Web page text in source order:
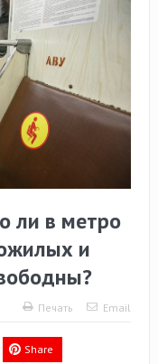
ли в метро
и
Печать Email
Share